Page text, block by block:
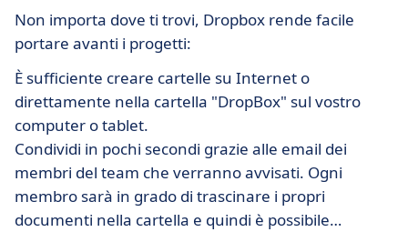
Non importa dove ti trovi, Dropbox rende facile
portare avanti i progetti:
È sufficiente creare cartelle su Internet o
direttamente nella cartella "DropBox" sul vostro
computer o tablet.
Condividi in pochi secondi grazie alle email dei
membri del team che verranno avvisati. Ogni
membro sarà in grado di trascinare i propri
documenti nella cartella e quindi è possibile